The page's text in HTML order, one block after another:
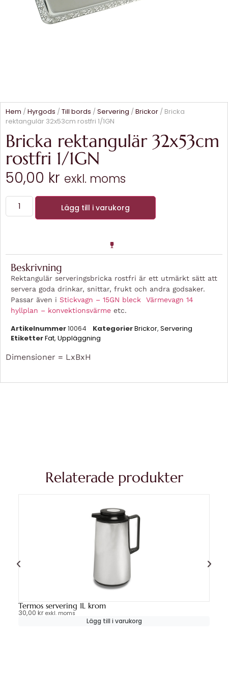
Hem /Hyrgods /Till bords /Servering /Brickor / Bricka
rektangulär 32x53cm rostfri 1/1GN
Bricka rektangulär 32x53cm
rostfri 1/1GN
50,00 kr exkl. moms
Lägg till i varukorg
Beskrivning
Rektangulär serveringsbricka rostfri är ett utmärkt sätt att
servera goda drinkar, snittar, frukt och andra godsaker.
Passar även i Stickvagn – 15GN bleck Värmevagn 14
hyllplan – konvektionsvärme etc.
Artikelnummer10064 KategorierBrickor, Servering
EtiketterFat, Uppläggning
Dimensioner = LxBxH
Relaterade produkter
Termos servering 1L krom
30,00 kr exkl. moms
Lägg till i varukorg